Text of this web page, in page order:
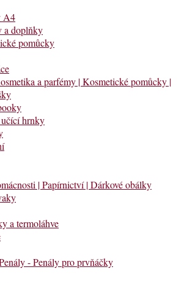
A4
a doplňky
pomůcky
a parfémy | Kosmetické pomůcky |
učící hrnky
| Papírnictví | Dárkové obálky
a termoláhve
- Penály pro prvňáčky